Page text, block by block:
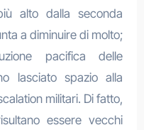
alto dalla seconda
a diminuire di molto;
pacifica delle
lasciato spazio alla
militari. Di fatto,
essere vecchi